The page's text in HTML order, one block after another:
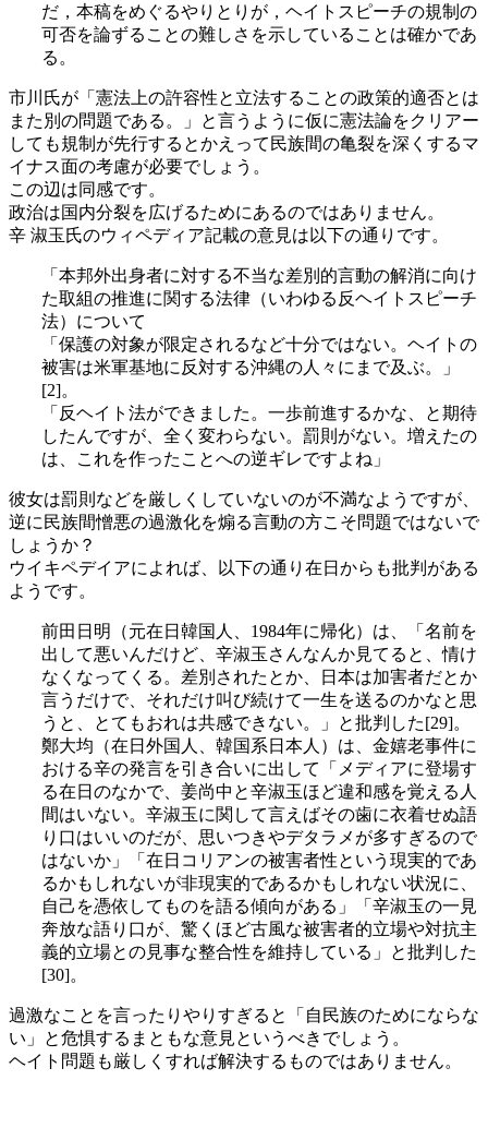
だ，本稿をめぐるやりとりが，ヘイトスピーチの規制の
可否を論ずることの難しさを示していることは確かであ
る。
市川氏が「憲法上の許容性と立法することの政策的適否とは
また別の問題である。」と言うように仮に憲法論をクリアー
しても規制が先行するとかえって民族間の亀裂を深くするマ
イナス面の考慮が必要でしょう。
この辺は同感です。
政治は国内分裂を広げるためにあるのではありません。
辛 淑玉氏のウィペディア記載の意見は以下の通りです。
「本邦外出身者に対する不当な差別的言動の解消に向け
た取組の推進に関する法律（いわゆる反ヘイトスピーチ
法）について
「保護の対象が限定されるなど十分ではない。ヘイトの
被害は米軍基地に反対する沖縄の人々にまで及ぶ。」
[2]。
「反ヘイト法ができました。一歩前進するかな、と期待
したんですが、全く変わらない。罰則がない。増えたの
は、これを作ったことへの逆ギレですよね」
彼女は罰則などを厳しくしていないのが不満なようですが、
逆に民族間憎悪の過激化を煽る言動の方こそ問題ではないで
しょうか？
ウイキペデイアによれば、以下の通り在日からも批判がある
ようです。
前田日明（元在日韓国人、1984年に帰化）は、「名前を
出して悪いんだけど、辛淑玉さんなんか見てると、情け
なくなってくる。差別されたとか、日本は加害者だとか
言うだけで、それだけ叫び続けて一生を送るのかなと思
うと、とてもおれは共感できない。」と批判した[29]。
鄭大均（在日外国人、韓国系日本人）は、金嬉老事件に
おける辛の発言を引き合いに出して「メディアに登場す
る在日のなかで、姜尚中と辛淑玉ほど違和感を覚える人
間はいない。辛淑玉に関して言えばその歯に衣着せぬ語
り口はいいのだが、思いつきやデタラメが多すぎるので
はないか」「在日コリアンの被害者性という現実的であ
るかもしれないが非現実的であるかもしれない状況に、
自己を憑依してものを語る傾向がある」「辛淑玉の一見
奔放な語り口が、驚くほど古風な被害者的立場や対抗主
義的立場との見事な整合性を維持している」と批判した
[30]。
過激なことを言ったりやりすぎると「自民族のためにならな
い」と危惧するまともな意見というべきでしょう。
ヘイト問題も厳しくすれば解決するものではありません。